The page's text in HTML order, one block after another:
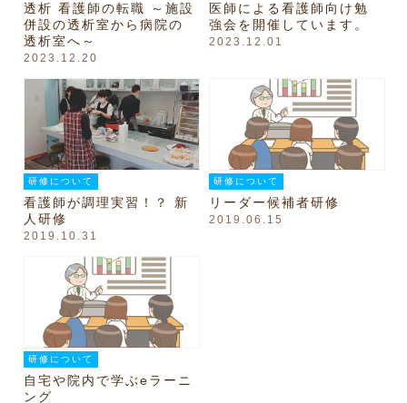
透析 看護師の転職 ～施設
併設の透析室から病院の
透析室へ～
2023.12.20
医師による看護師向け勉
強会を開催しています。
2023.12.01
研修について
看護師が調理実習！？ 新
人研修
2019.10.31
研修について
リーダー候補者研修
2019.06.15
研修について
自宅や院内で学ぶeラーニ
ング